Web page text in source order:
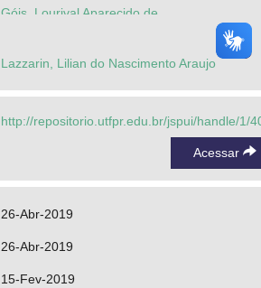
Góis, Lourival Aparecido de
Lazzarin, Lilian do Nascimento Araujo
http://repositorio.utfpr.edu.br/jspui/handle/1/
Acessar
26-Abr-2019
26-Abr-2019
15-Fev-2019